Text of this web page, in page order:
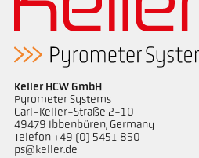
Keller HCW GmbH
Pyrometer Systems
Carl-Keller-Straße 2-10
49479 Ibbenbüren, Germany
Telefon +49 (0) 5451 850
ps@keller.de